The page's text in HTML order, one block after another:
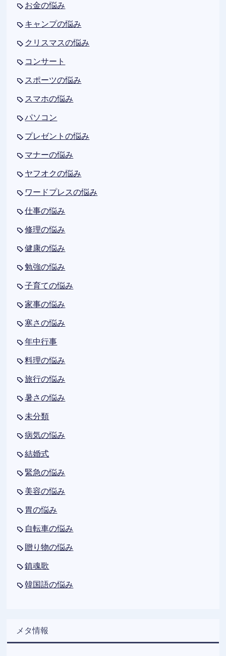
お金の悩み
キャンプの悩み
クリスマスの悩み
コンサート
スポーツの悩み
スマホの悩み
パソコン
プレゼントの悩み
マナーの悩み
ヤフオクの悩み
ワードプレスの悩み
仕事の悩み
修理の悩み
健康の悩み
勉強の悩み
子育ての悩み
家事の悩み
寒さの悩み
年中行事
料理の悩み
旅行の悩み
暑さの悩み
未分類
病気の悩み
結婚式
緊急の悩み
美容の悩み
胃の悩み
自転車の悩み
贈り物の悩み
鎮魂歌
韓国語の悩み
メタ情報